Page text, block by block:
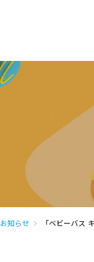
お知らせ 「ベビーバス